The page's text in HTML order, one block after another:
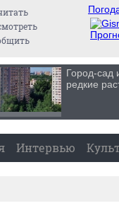
Город-сад
редкие
Интервью